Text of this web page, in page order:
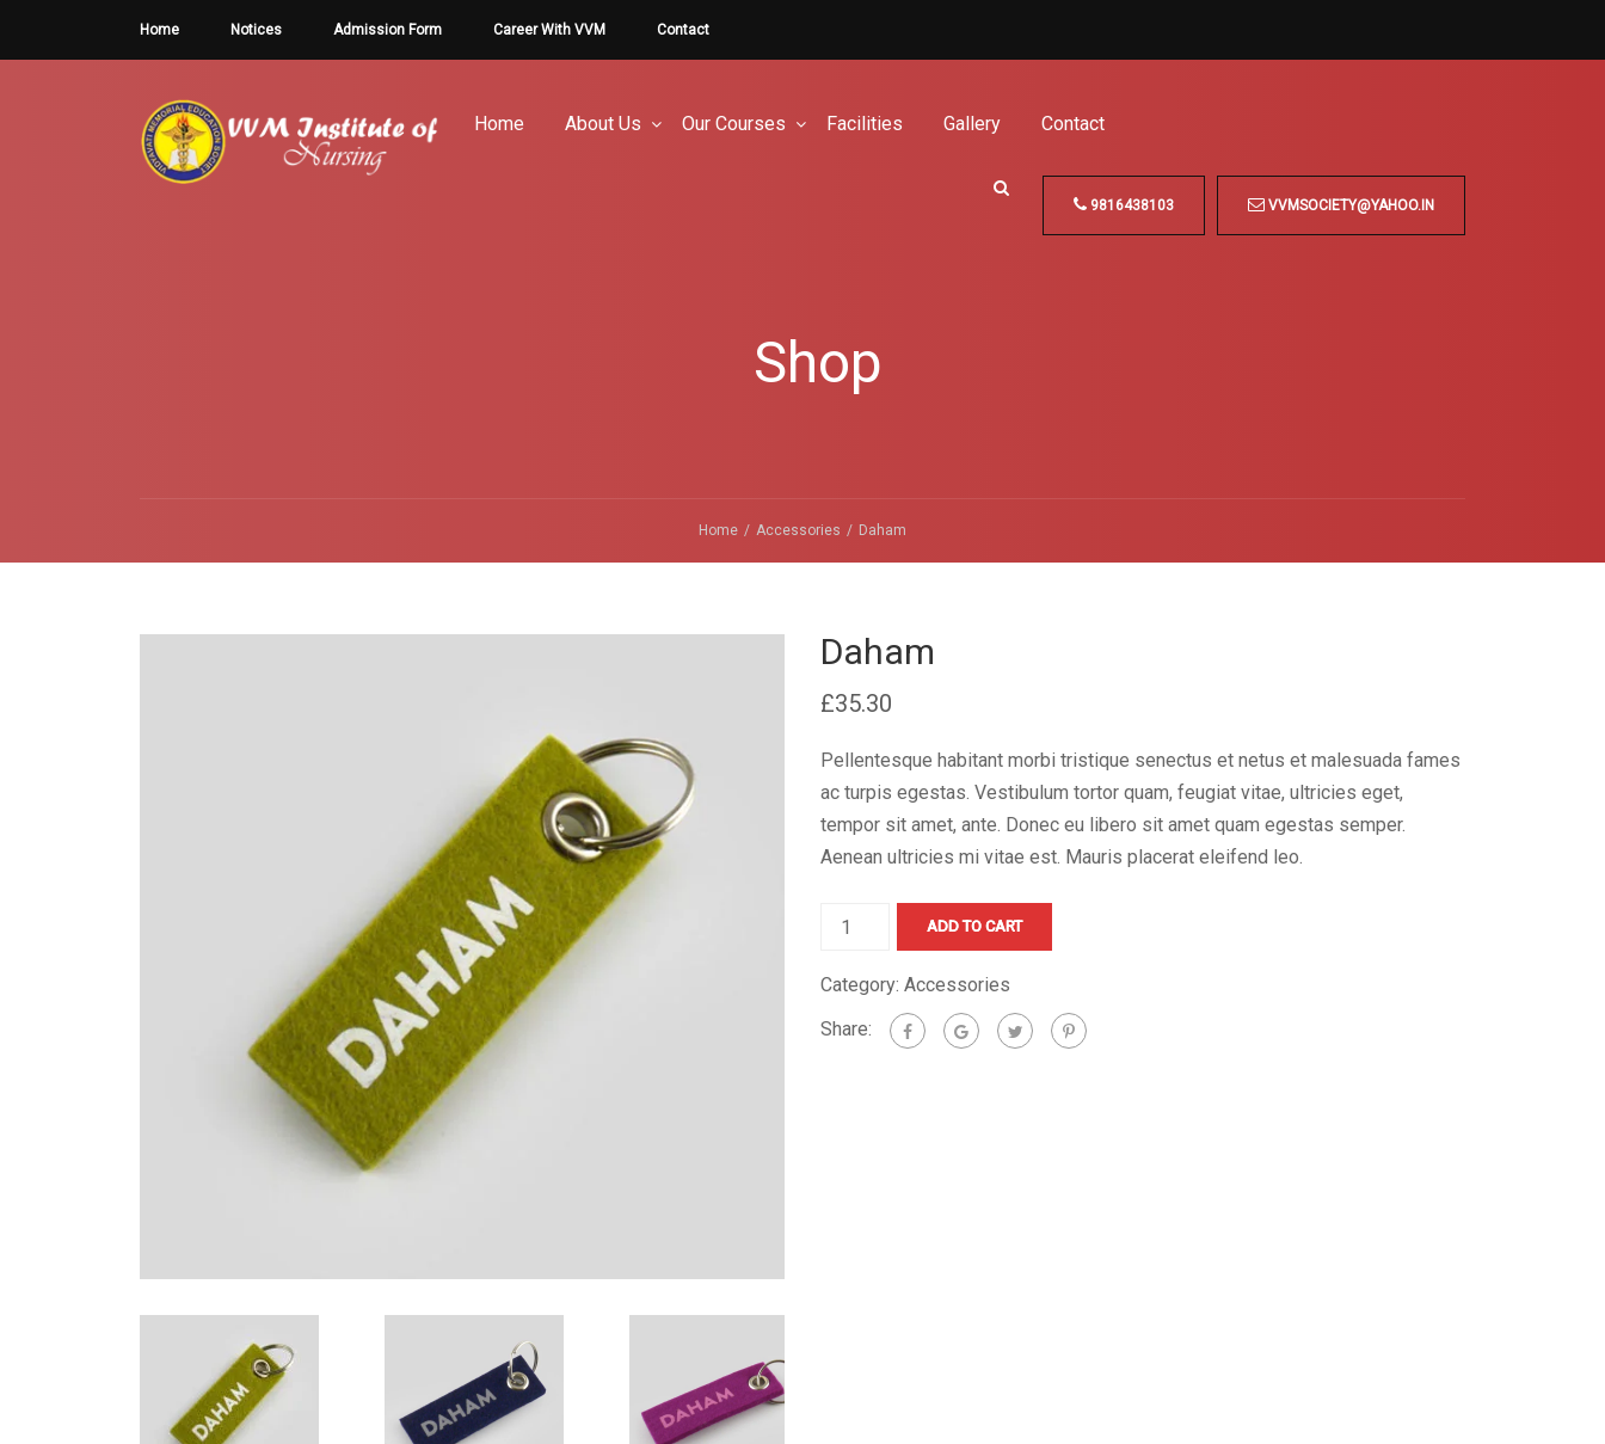
Home Notices Admission Form Career With VVM Contact
Home About Us Our Courses Facilities Gallery Contact
9816438103 VVMSOCIETY@YAHOO.IN
Shop
Home Accessories Daham
Daham
£35.30
Pellentesque habitant morbi tristique senectus et netus et malesuada fames
ac turpis egestas. Vestibulum tortor quam, feugiat vitae, ultricies eget,
tempor sit amet, ante. Donec eu libero sit amet quam egestas semper.
Aenean ultricies mi vitae est. Mauris placerat eleifend leo.
Daham
ADD TO CART
Category: Accessories
Share: